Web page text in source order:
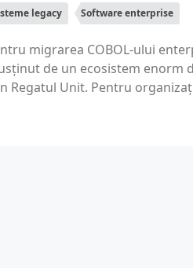
legacy Software enterprise
migrarea COBOL-ului
de un ecosistem
Regatul Unit. Pentru